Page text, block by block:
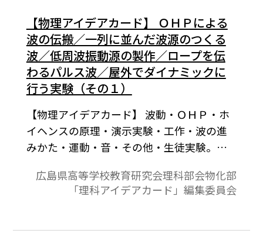
【物理アイデアカード】 ＯＨＰによる
波の伝搬／一列に並んだ波源のつくる
波／低周波振動源の製作／ロープを伝
わるパルス波／屋外でダイナミックに
行う実験（その１）
【物理アイデアカード】 波動・ＯＨＰ・ホ
イヘンスの原理・演示実験・工作・波の進
みかた・運動・音・その他・生徒実験。
一つ一つのゴルフ・ボールのつくる波は円
形波のはずであるが，現れる波は平行波と
の基礎となる。（3）物理関係の振動源で各
広島県高等学校教育研究会理科部会物化部
「理科アイデアカード」編集委員会